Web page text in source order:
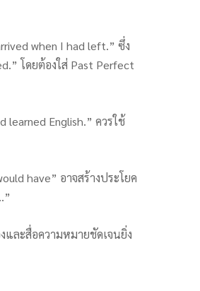
when I had left.” ซึ่ง
โดยต้องใส่ Past Perfect
English.” ควรใช้
have” อาจสร้างประโยค
และสื่อความหมายชัดเจนยิ่ง